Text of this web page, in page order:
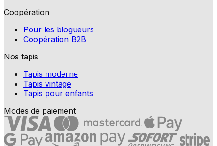
Coopération
Pour les blogueurs
Coopération B2B
Nos tapis
Tapis moderne
Tapis vintage
Tapis pour enfants
Modes de paiement